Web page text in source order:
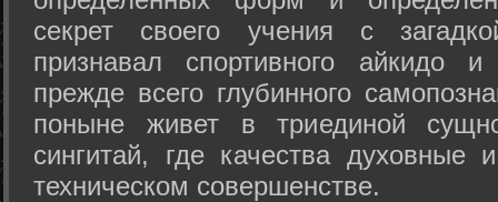
секрет своего учения с
признавал спортивного айкидо
прежде всего глубинного
поныне живет в триединой
сингитай, где качества духовные
техническом совершенстве.